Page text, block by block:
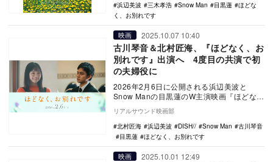
浜辺美波
三木孝浩 Snow Man 目黒蓮
ほどな
く、お別れです
映画 2025.10.07 10:40
古川琴音＆北村匠海、『ほどなく、お
別れです』出演へ 4度目の共演で初
の夫婦役に
2026年2月6日に公開される浜辺美波と
Snow Manの目黒蓮のW主演映画『ほどな
く、お別れです』の追加キャストとして、
古川琴…
リアルサウンド映画部
北村匠海
浜辺美波 DISH// Snow Man
古川琴音
目黒蓮
ほどなく、お別れです
映画 2025.10.01 12:49